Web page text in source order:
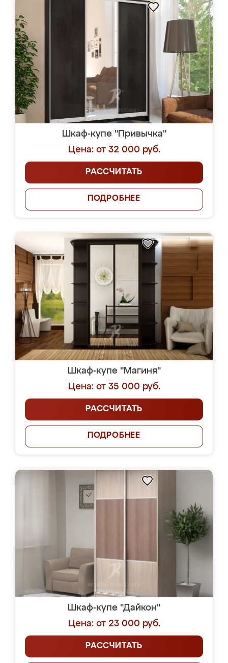
Шкаф-купе "Привычка"
Цена: от 32 000 руб.
РАССЧИТАТЬ
ПОДРОБНЕЕ
Шкаф-купе "Магиня"
Цена: от 35 000 руб.
РАССЧИТАТЬ
ПОДРОБНЕЕ
Шкаф-купе "Дайкон"
Цена: от 23 000 руб.
РАССЧИТАТЬ